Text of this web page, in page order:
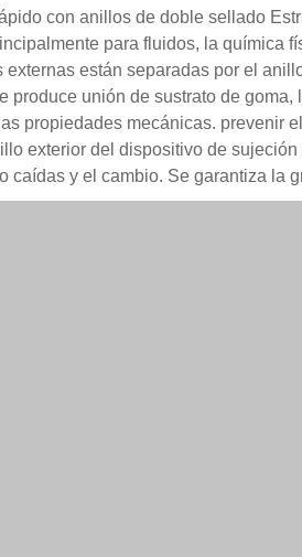
con anillos de doble sellado
para fluidos, la química
externas están separadas por el
produce unión de sustrato de
propiedades mecánicas. prevenir
exterior del dispositivo de
caídas y el cambio. Se garantiza la